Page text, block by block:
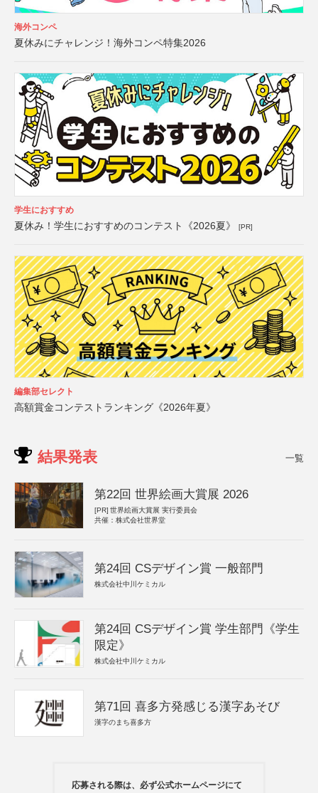
海外コンペ
夏休みにチャレンジ！海外コンペ特集2026
学生におすすめ
夏休み！学生におすすめのコンテスト《2026夏》 [PR]
編集部セレクト
高額賞金コンテストランキング《2026年夏》
結果発表 一覧
第22回 世界絵画大賞展 2026
[PR] 世界絵画大賞展 実行委員会
共催：株式会社世界堂
第24回 CSデザイン賞 一般部門
株式会社中川ケミカル
第24回 CSデザイン賞 学生部門《学生
限定》
株式会社中川ケミカル
第71回 喜多方発感じる漢字あそび
漢字のまち喜多方
応募される際は、必ず公式ホームページにて